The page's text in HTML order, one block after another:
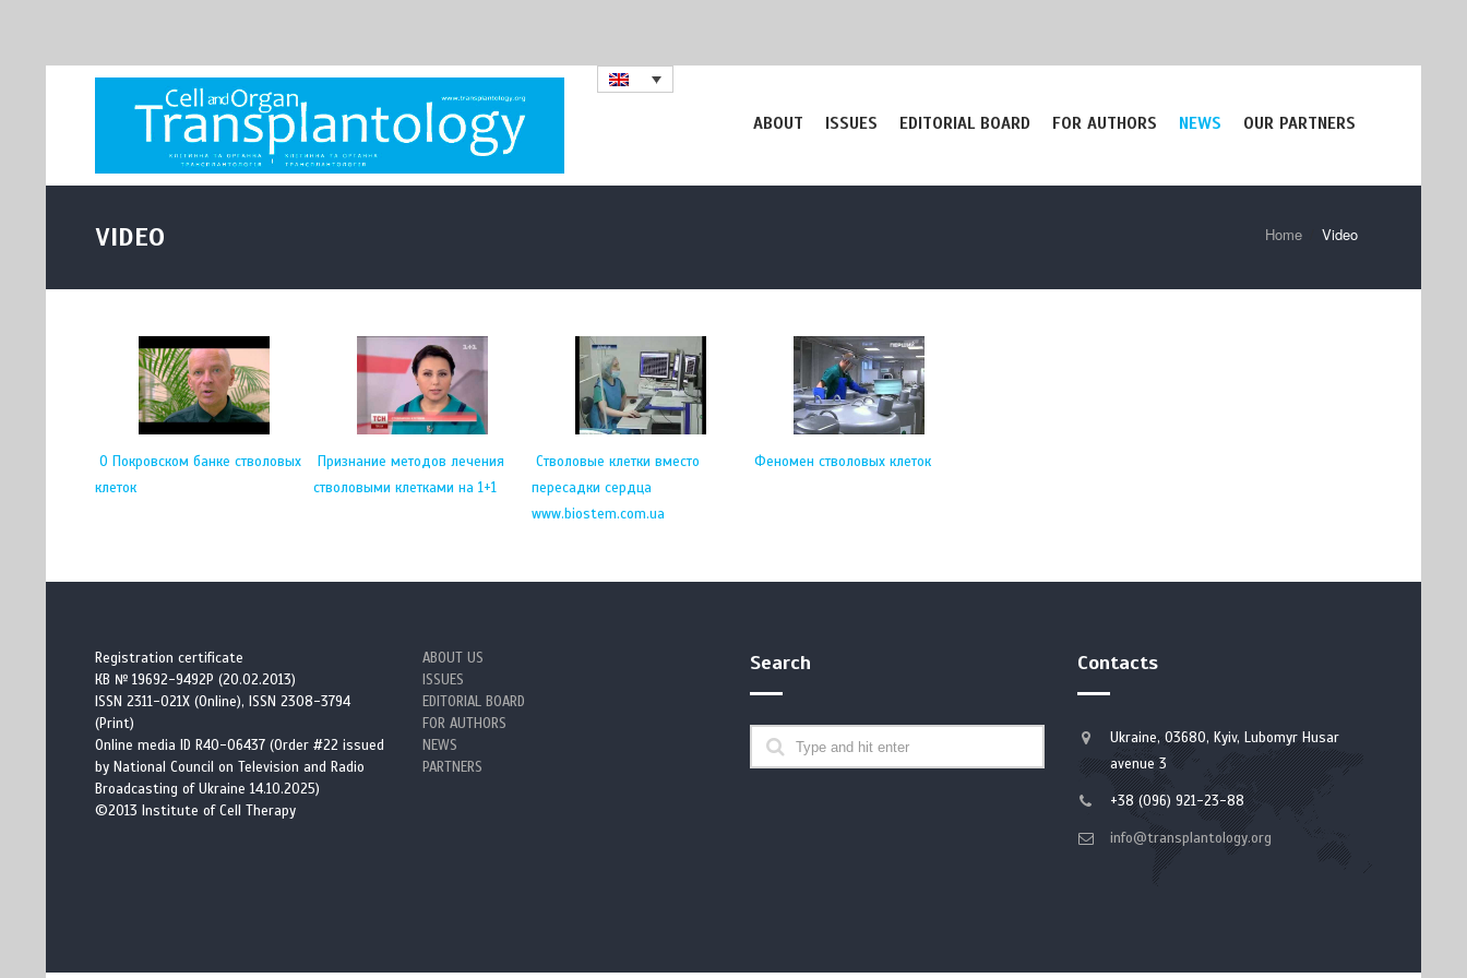
ABOUT ISSUES EDITORIAL BOARD FOR AUTHORS NEWS OUR PARTNERS
VIDEO Home Video
О Покровском банке стволовых
клеток
Признание методов лечения
стволовыми клетками на 1+1
Стволовые клетки вместо
пересадки сердца
www.biostem.com.ua
Феномен стволовых клеток
Registration certificate
КВ № 19692-9492Р (20.02.2013)
ISSN 2311-021X (Online), ISSN 2308-3794
(Print)
Online media ID R40-06437 (Order #22 issued
by National Council on Television and Radio
Broadcasting of Ukraine 14.10.2025)
©2013 Institute of Cell Therapy
ABOUT US
ISSUES
EDITORIAL BOARD
FOR AUTHORS
NEWS
PARTNERS
Search Contacts
Ukraine, 03680, Kyiv, Lubomyr Husar
avenue 3
+38 (096) 921-23-88
info@transplantology.org